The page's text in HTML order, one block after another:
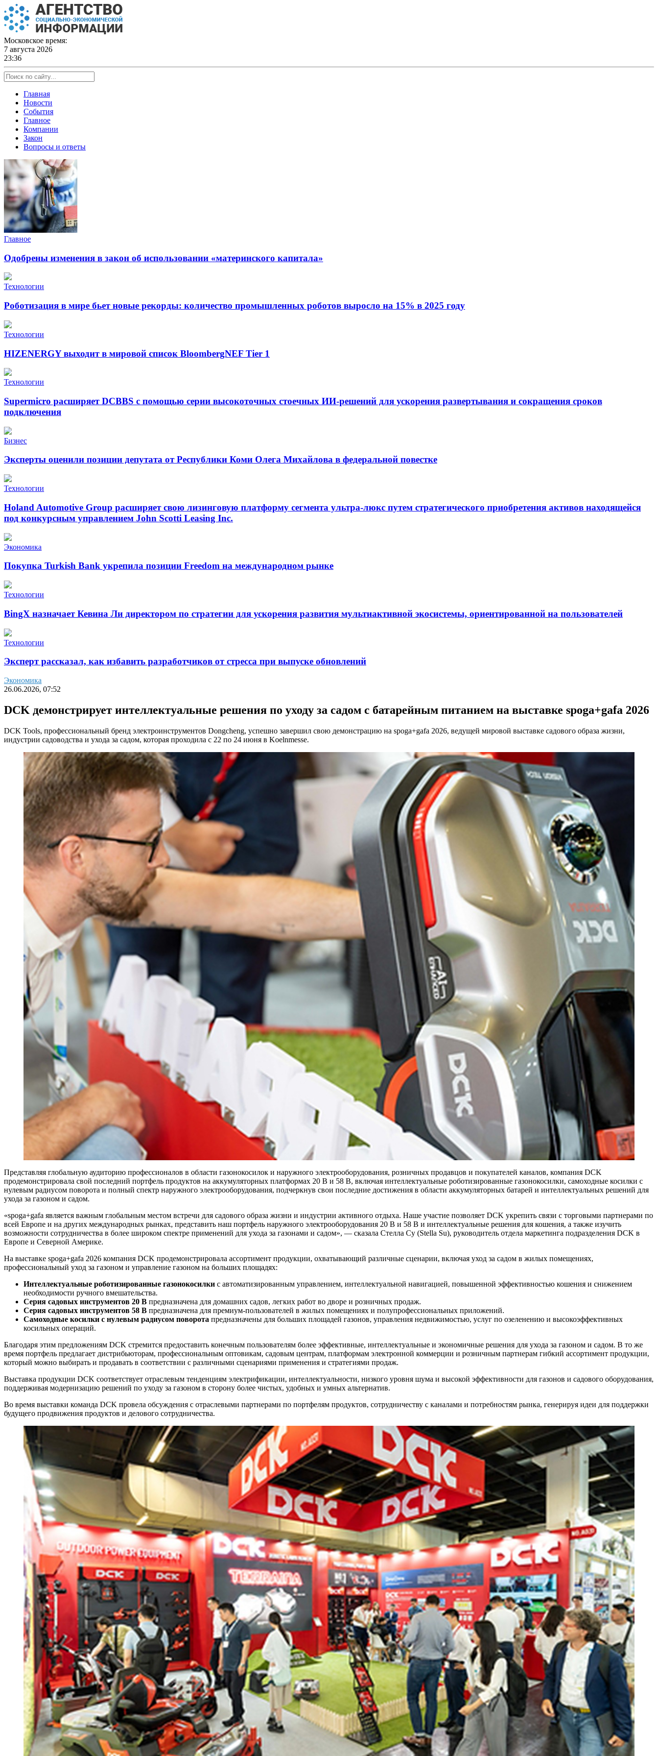
Skip
to
content
Московское время:
7 августа 2026
23:36
Главная
Новости
События
Главное
Компании
Закон
Вопросы и ответы
Главное
Одобрены изменения в закон об использовании «материнского капитала»
Технологии
Роботизация в мире бьет новые рекорды: количество промышленных роботов выросло на 15% в 2025 году
Технологии
HIZENERGY выходит в мировой список BloombergNEF Tier 1
Технологии
Supermicro расширяет DCBBS с помощью серии высокоточных стоечных ИИ-решений для ускорения развертывания и сокращения сроков
подключения
Бизнес
Эксперты оценили позиции депутата от Республики Коми Олега Михайлова в федеральной повестке
Технологии
Holand Automotive Group расширяет свою лизинговую платформу сегмента ультра-люкс путем стратегического приобретения активов находящейся
под конкурсным управлением John Scotti Leasing Inc.
Экономика
Покупка Turkish Bank укрепила позиции Freedom на международном рынке
Технологии
BingX назначает Кевина Ли директором по стратегии для ускорения развития мультиактивной экосистемы, ориентированной на пользователей
Технологии
Эксперт рассказал, как избавить разработчиков от стресса при выпуске обновлений
Экономика
26.06.2026, 07:52
DCK демонстрирует интеллектуальные решения по уходу за садом с батарейным питанием на выставке spoga+gafa 2026
DCK Tools, профессиональный бренд электроинструментов Dongcheng, успешно завершил свою демонстрацию на spoga+gafa 2026, ведущей мировой выставке садового образа жизни,
индустрии садоводства и ухода за садом, которая проходила с 22 по 24 июня в Koelnmesse.
Представляя глобальную аудиторию профессионалов в области газонокосилок и наружного электрооборудования, розничных продавцов и покупателей каналов, компания DCK
продемонстрировала свой последний портфель продуктов на аккумуляторных платформах 20 В и 58 В, включая интеллектуальные роботизированные газонокосилки, самоходные косилки с
нулевым радиусом поворота и полный спектр наружного электрооборудования, подчеркнув свои последние достижения в области аккумуляторных батарей и интеллектуальных решений для
ухода за газоном и садом.
«spoga+gafa является важным глобальным местом встречи для садового образа жизни и индустрии активного отдыха. Наше участие позволяет DCK укрепить связи с торговыми партнерами по
всей Европе и на других международных рынках, представить наш портфель наружного электрооборудования 20 В и 58 В и интеллектуальные решения для кошения, а также изучить
возможности сотрудничества в более широком спектре применений для ухода за газонами и садом», — сказала Стелла Су (Stella Su), руководитель отдела маркетинга подразделения DCK в
Европе и Северной Америке.
На выставке spoga+gafa 2026 компания DCK продемонстрировала ассортимент продукции, охватывающий различные сценарии, включая уход за садом в жилых помещениях,
профессиональный уход за газоном и управление газоном на больших площадях:
Интеллектуальные роботизированные газонокосилки с автоматизированным управлением, интеллектуальной навигацией, повышенной эффективностью кошения и снижением
необходимости ручного вмешательства.
Серия садовых инструментов 20 В предназначена для домашних садов, легких работ во дворе и розничных продаж.
Серия садовых инструментов 58 В предназначена для премиум-пользователей в жилых помещениях и полупрофессиональных приложений.
Самоходные косилки с нулевым радиусом поворота предназначены для больших площадей газонов, управления недвижимостью, услуг по озеленению и высокоэффективных
косильных операций.
Благодаря этим предложениям DCK стремится предоставить конечным пользователям более эффективные, интеллектуальные и экономичные решения для ухода за газоном и садом. В то же
время портфель предлагает дистрибьюторам, профессиональным оптовикам, садовым центрам, платформам электронной коммерции и розничным партнерам гибкий ассортимент продукции,
который можно выбирать и продавать в соответствии с различными сценариями применения и стратегиями продаж.
Выставка продукции DCK соответствует отраслевым тенденциям электрификации, интеллектуальности, низкого уровня шума и высокой эффективности для газонов и садового оборудования,
поддерживая модернизацию решений по уходу за газоном в сторону более чистых, удобных и умных альтернатив.
Во время выставки команда DCK провела обсуждения с отраслевыми партнерами по портфелям продуктов, сотрудничеству с каналами и потребностям рынка, генерируя идеи для поддержки
будущего продвижения продуктов и делового сотрудничества.